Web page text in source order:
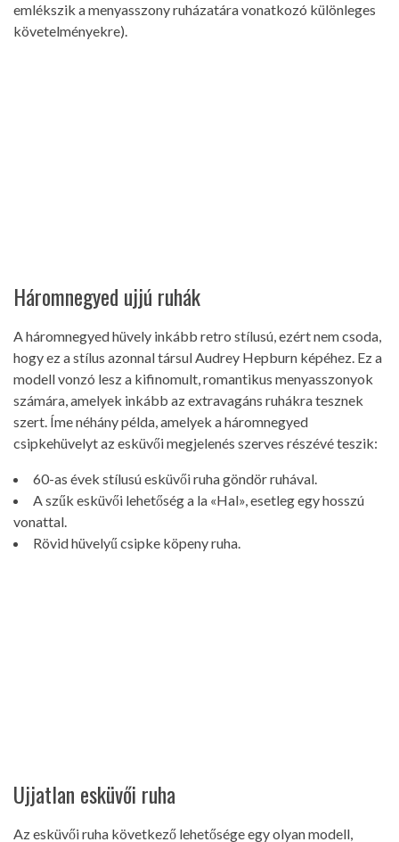
emlékszik a menyasszony ruházatára vonatkozó különleges
követelményekre).
Háromnegyed ujjú ruhák
A háromnegyed hüvely inkább retro stílusú, ezért nem csoda,
hogy ez a stílus azonnal társul Audrey Hepburn képéhez. Ez a
modell vonzó lesz a kifinomult, romantikus menyasszonyok
számára, amelyek inkább az extravagáns ruhákra tesznek
szert. Íme néhány példa, amelyek a háromnegyed
csipkehüvelyt az esküvői megjelenés szerves részévé teszik:
60-as évek stílusú esküvői ruha göndör ruhával.
A szűk esküvői lehetőség a la «Hal», esetleg egy hosszú
vonattal.
Rövid hüvelyű csipke köpeny ruha.
Ujjatlan esküvői ruha
Az esküvői ruha következő lehetősége egy olyan modell,